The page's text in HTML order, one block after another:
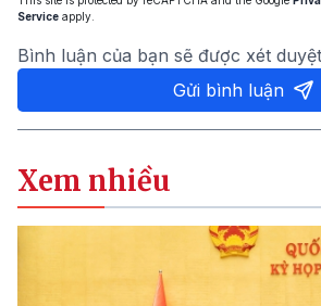
Service apply.
Bình luận của bạn sẽ được xét
Gửi bình luận
Xem nhiều